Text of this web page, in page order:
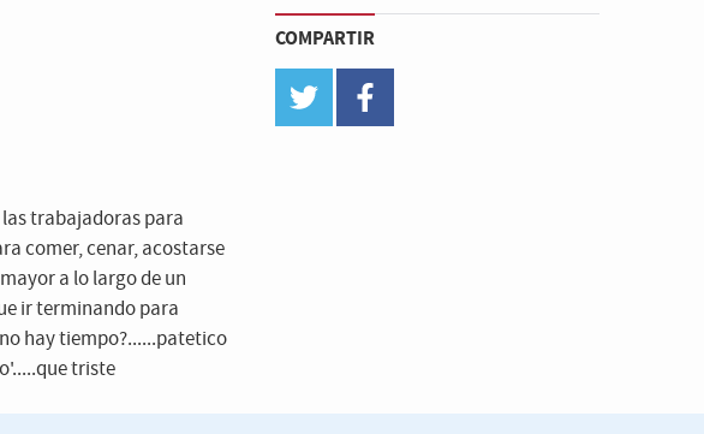
las trabajadoras para
comer, cenar, acostarse
a lo largo de un
ir terminando para
hay tiempo?......patetico
triste
COMPARTIR
twitter